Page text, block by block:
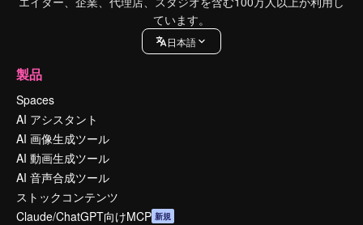
ています。
日本語
製品
Spaces
AI アシスタント
AI 画像生成ツール
AI 動画生成ツール
AI 音声合成ツール
ストックコンテンツ
Claude/ChatGPT向けMCP 新規